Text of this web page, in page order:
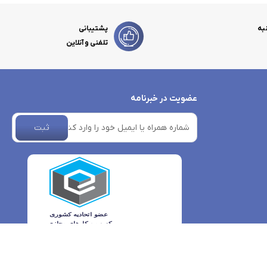
پشتیبانی
تلفنی و آنلاین
عضویت در خبرنامه
ثبت